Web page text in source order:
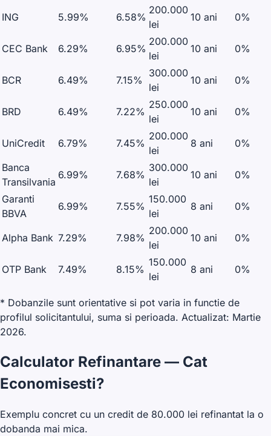
ING 5.99% 6.58%
200.000
lei
10 ani 0%
CEC Bank 6.29% 6.95%
200.000
lei
10 ani 0%
BCR 6.49% 7.15%
300.000
lei
10 ani 0%
BRD 6.49% 7.22%
250.000
lei
10 ani 0%
UniCredit 6.79% 7.45%
200.000
lei
8 ani
0%
Banca
Transilvania
6.99% 7.68%
300.000
lei
10 ani
0%
Garanti
BBVA
6.99% 7.55%
150.000
lei
8 ani 0%
Alpha Bank 7.29% 7.98%
200.000
lei
10 ani 0%
OTP Bank 7.49% 8.15%
150.000
lei
8 ani 0%
* Dobanzile sunt orientative si pot varia in functie de
profilul solicitantului, suma si perioada. Actualizat: Martie
2026.
Calculator Refinantare — Cat
Economisesti?
Exemplu concret cu un credit de 80.000 lei refinantat la o
dobanda mai mica.